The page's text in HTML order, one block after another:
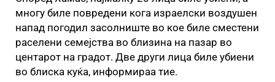
многу биле повредени кога израелски воздушен
напад погодил засолниште во кое биле сместени
раселени семејства во близина на пазар во
центарот на градот. Две други лица биле убиени
во блиска куќа, информираа тие.